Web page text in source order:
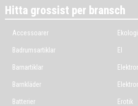
Hitta grossist per bransch
Accessoarer
Badrumsartiklar
Barnartiklar
Barnkläder
Batterier
El
Erotik